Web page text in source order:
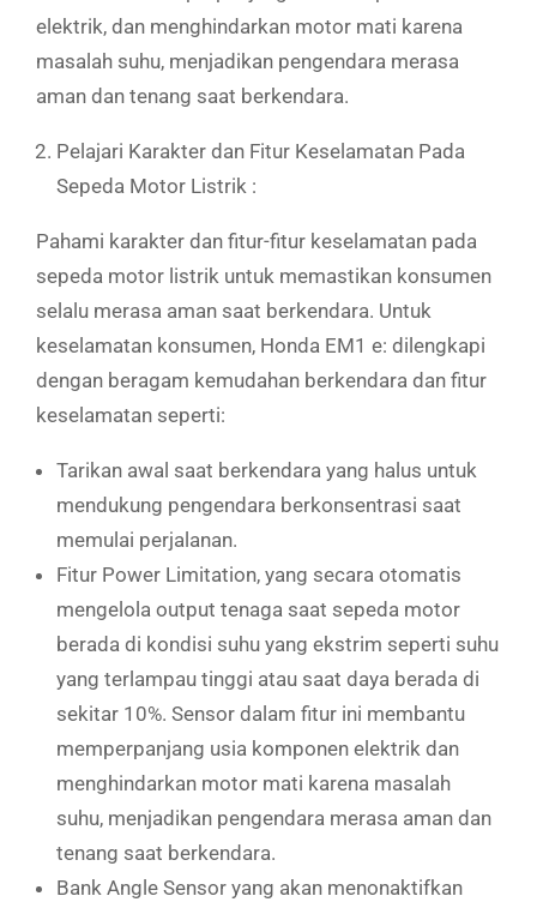
elektrik, dan menghindarkan motor mati karena
masalah suhu, menjadikan pengendara merasa
aman dan tenang saat berkendara.
Pelajari Karakter dan Fitur Keselamatan Pada
Sepeda Motor Listrik :
Pahami karakter dan fitur-fitur keselamatan pada
sepeda motor listrik untuk memastikan konsumen
selalu merasa aman saat berkendara. Untuk
keselamatan konsumen, Honda EM1 e: dilengkapi
dengan beragam kemudahan berkendara dan fitur
keselamatan seperti:
Tarikan awal saat berkendara yang halus untuk
mendukung pengendara berkonsentrasi saat
memulai perjalanan.
Fitur Power Limitation, yang secara otomatis
mengelola output tenaga saat sepeda motor
berada di kondisi suhu yang ekstrim seperti suhu
yang terlampau tinggi atau saat daya berada di
sekitar 10%. Sensor dalam fitur ini membantu
memperpanjang usia komponen elektrik dan
menghindarkan motor mati karena masalah
suhu, menjadikan pengendara merasa aman dan
tenang saat berkendara.
Bank Angle Sensor yang akan menonaktifkan